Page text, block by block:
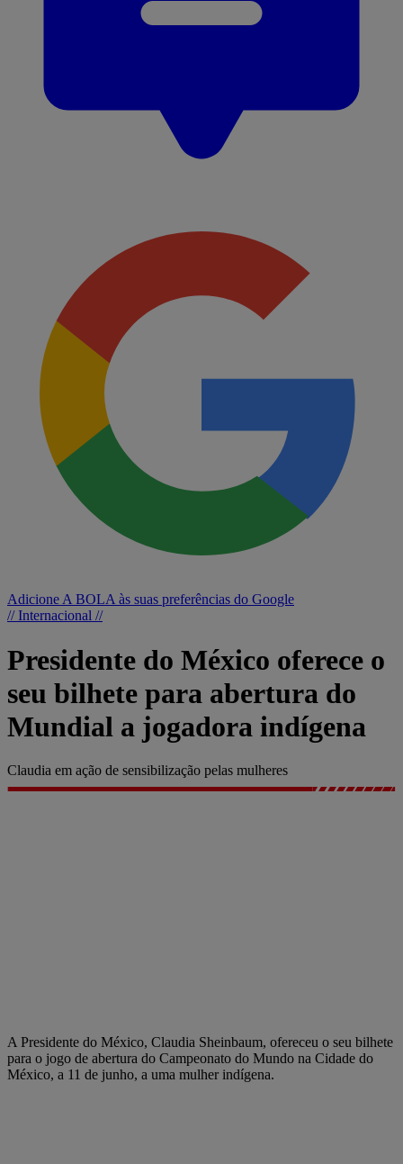
Adicione A BOLA às suas preferências do Google
// Internacional //
Presidente do México oferece o
seu bilhete para abertura do
Mundial a jogadora indígena
Claudia em ação de sensibilização pelas mulheres
A Presidente do México, Claudia Sheinbaum, ofereceu o seu bilhete
para o jogo de abertura do Campeonato do Mundo na Cidade do
México, a 11 de junho, a uma mulher indígena.